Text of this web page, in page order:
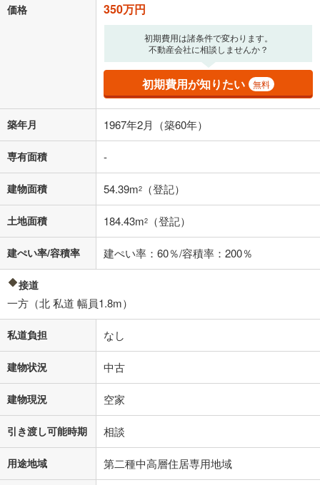
価格 350万円
初期費用は諸条件で変わります。
不動産会社に相談しませんか？
初期費用が知りたい 無料
築年月 1967年2月（築60年）
専有面積 -
建物面積 54.39m2 （登記）
土地面積 184.43m2 （登記）
建ぺい率/容積率 建ぺい率：60％/容積率：200％
接道
一方（北 私道 幅員1.8m）
私道負担 なし
建物状況 中古
建物現況 空家
引き渡し可能時期 相談
用途地域 第二種中高層住居専用地域